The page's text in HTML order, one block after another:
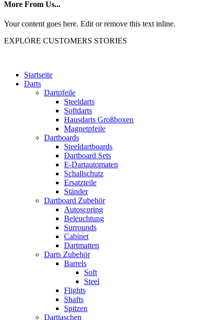
More From Us...
Your content goes here. Edit or remove this text inline.
EXPLORE CUSTOMERS STORIES
Startseite
Darts
Dartpfeile
Steeldarts
Softdarts
Hausdarts Großboxen
Magnetpfeile
Dartboards
Steeldartboards
Dartboard Sets
E-Dartautomaten
Schallschutz
Ersatzteile
Ständer
Dartboard Zubehör
Autoscoring
Beleuchtung
Surrounds
Cabinet
Dartmatten
Darts Zubehör
Barrels
Soft
Steel
Flights
Shafts
Spitzen
Darttaschen